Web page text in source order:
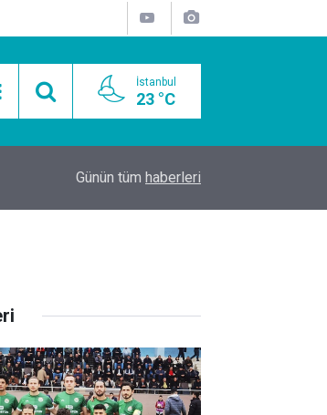
İstanbul
23 °C
Mobil Araçlarla Hayır Lokması Dağıtımının
Günün tüm haberleri